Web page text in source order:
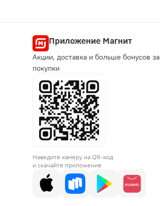
Приложение Магнит
Акции, доставка и больше бонусов за
покупки
Наведите камеру на QR-код
и скачайте приложение